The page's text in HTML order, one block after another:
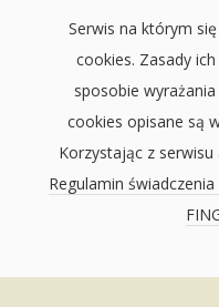
Serwis na którym
cookies. Zasady
sposobie
cookies opisane są
Korzystając z
Regulamin